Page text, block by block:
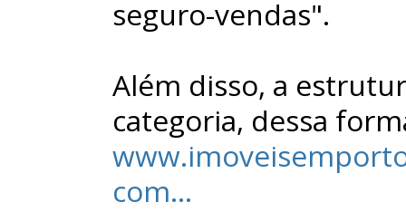
seguro-vendas".
Além disso, a
categoria, dessa
com...